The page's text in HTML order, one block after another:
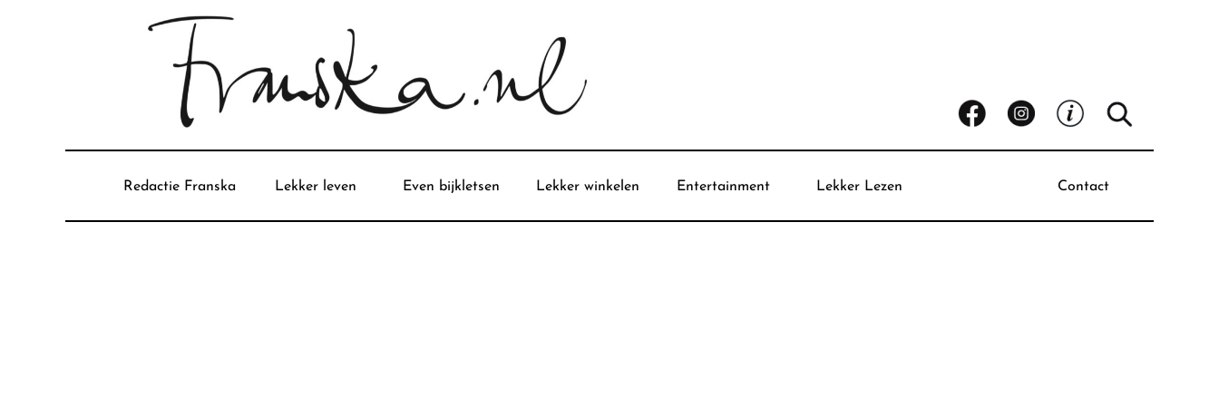
Redactie Franska Lekker leven Even bijkletsen Lekker winkelen Entertainment Lekker Lezen Contact